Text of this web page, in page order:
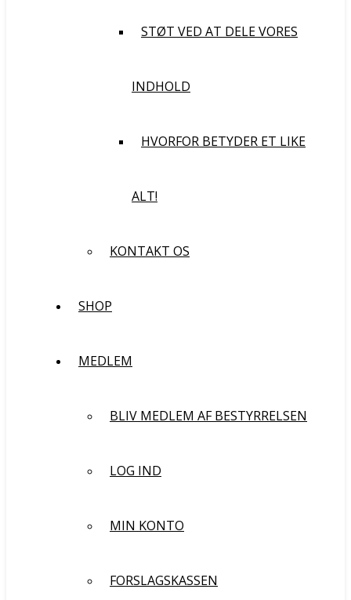
STØT VED AT DELE VORES
INDHOLD
HVORFOR BETYDER ET LIKE
ALT!
KONTAKT OS
SHOP
MEDLEM
BLIV MEDLEM AF BESTYRRELSEN
LOG IND
MIN KONTO
FORSLAGSKASSEN